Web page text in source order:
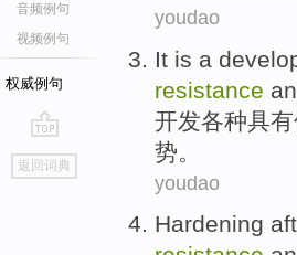
音频例句
视频例句
权威例句
go
top
返回词典
youdao
It is a
resistance
开发各种具
势 。
youdao
Hardening